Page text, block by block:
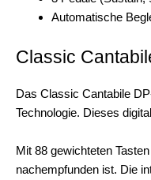
Automatische
Classic
Das Classic Cantabile
Technologie. Dieses
Mit 88 gewichteten
nachempfunden ist. Die